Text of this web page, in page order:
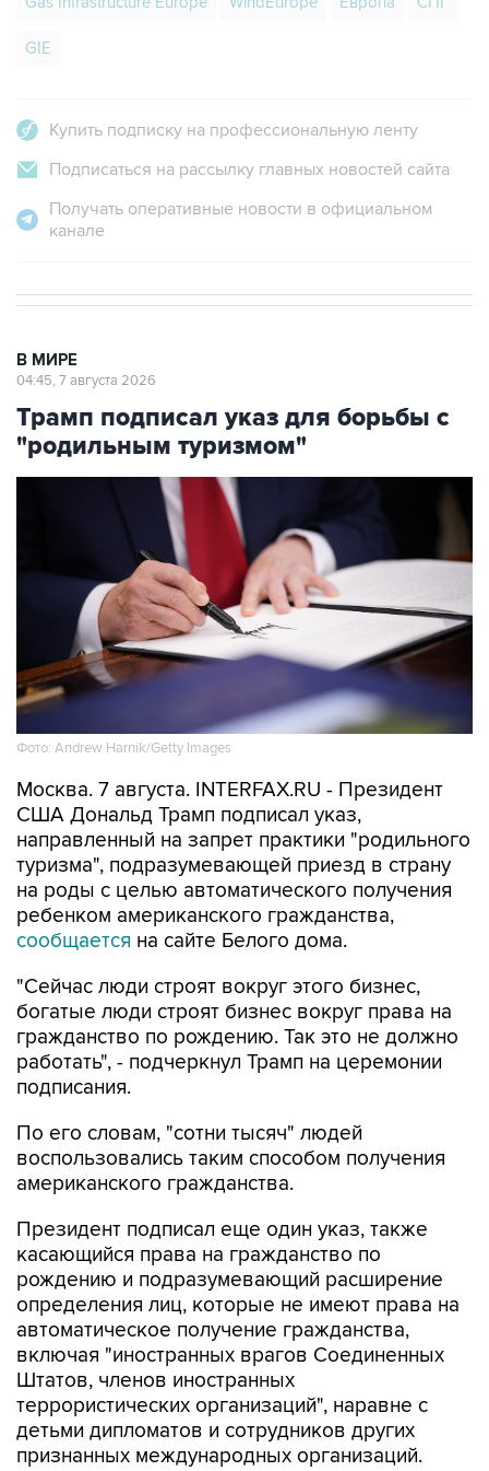
GIE
Купить подписку на профессиональную ленту
Подписаться на рассылку главных новостей сайта
Получать оперативные новости в официальном
канале
В МИРЕ
04:45, 7 августа 2026
Трамп подписал указ для борьбы с
"родильным туризмом"
Фото: Andrew Harnik/Getty Images
Москва. 7 августа. INTERFAX.RU - Президент
США Дональд Трамп подписал указ,
направленный на запрет практики "родильного
туризма", подразумевающей приезд в страну
на роды с целью автоматического получения
ребенком американского гражданства,
сообщается на сайте Белого дома.
"Сейчас люди строят вокруг этого бизнес,
богатые люди строят бизнес вокруг права на
гражданство по рождению. Так это не должно
работать", - подчеркнул Трамп на церемонии
подписания.
По его словам, "сотни тысяч" людей
воспользовались таким способом получения
американского гражданства.
Президент подписал еще один указ, также
касающийся права на гражданство по
рождению и подразумевающий расширение
определения лиц, которые не имеют права на
автоматическое получение гражданства,
включая "иностранных врагов Соединенных
Штатов, членов иностранных
террористических организаций", наравне с
детьми дипломатов и сотрудников других
признанных международных организаций.